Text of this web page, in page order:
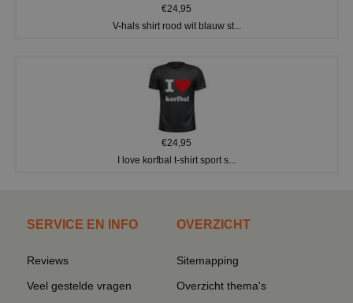
€24,95
V-hals shirt rood wit blauw st...
€24,95
I love korfbal t-shirt sport s...
SERVICE EN INFO
Reviews
Veel gestelde vragen
OVERZICHT
Sitemapping
Overzicht thema's